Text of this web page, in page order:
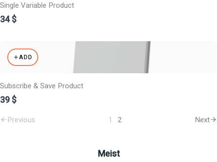
Single Variable Product
34 $
ADD
Subscribe & Save Product
39 $
Previous 1 2 Next
Meist